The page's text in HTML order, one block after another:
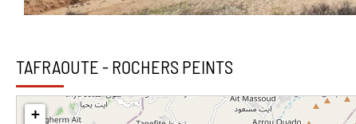
TAFRAOUTE - ROCHERS PEINTS
+